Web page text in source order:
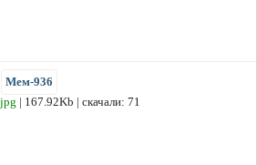
Мем-936
jpg | 167.92Kb | скачали: 71